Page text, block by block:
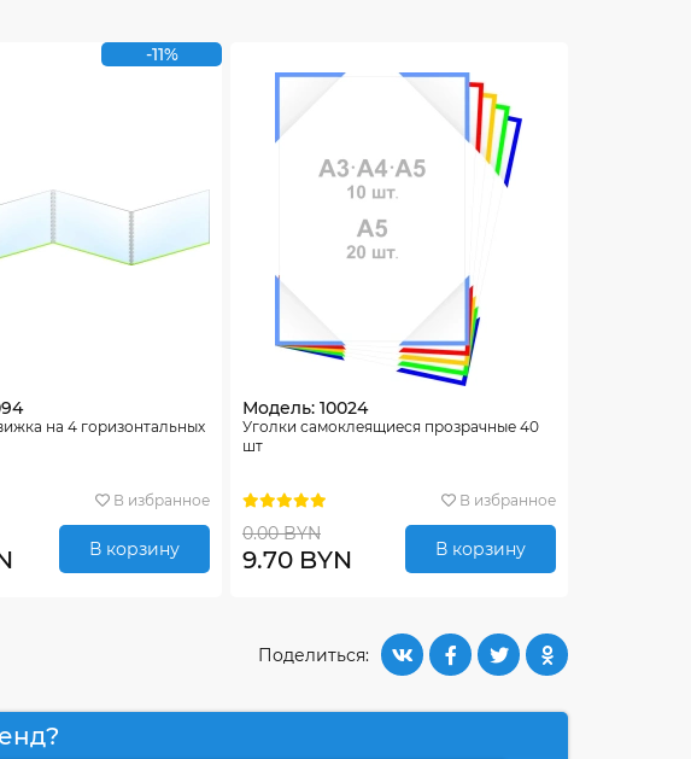
-11%
на 4 горизонтальных
В избранное
В корзину
Модель: 10024
Уголки самоклеящиеся прозрачные 40
шт
В избранное
0.00 BYN
9.70 BYN В корзину
Поделиться: